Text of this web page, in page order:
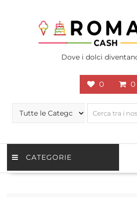
Dove i dolci
0 0
CATEGORIE